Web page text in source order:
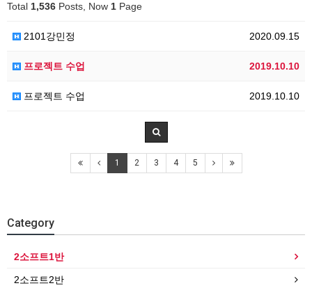
Total 1,536 Posts, Now 1 Page
2020.09.15
2101강민정
2019.10.10
프로젝트 수업
2019.10.10
프로젝트 수업
1 2 3 4 5
Category
2소프트1반
2소프트2반